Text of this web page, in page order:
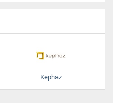
Kephaz